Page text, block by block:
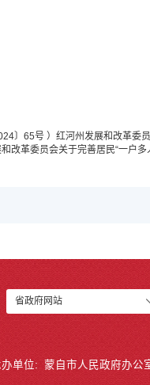
〕65号 ）红河州发展和改革委
改革委员会关于完善居民“一户
省政府网站
单位: 蒙自市人民政府办公